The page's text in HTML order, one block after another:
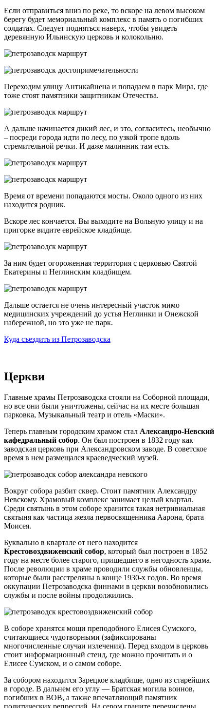
Если отправиться вниз по реке, то вскоре на левом высоком
берегу будет мемориальный комплекс в память о погибших
солдатах. Следует подняться наверх, чтобы увидеть
деревянную Ильинскую церковь и колокольню.
Переходим улицу Антикайнена и попадаем в парк Мира, где
тоже стоят памятники защитникам Отечества.
А дальше начинается дикий лес, и это, согласитесь, необычно
– посреди города идти по лесу, по узкой тропе вдоль
стремительной речки. И даже малинник там есть.
Время от времени попадаются мосты. Около одного из них
находится родник.
Вскоре лес кончается. Вы выходите на Вольную улицу и на
пригорке видите еврейское кладбище.
За ним будет огороженная территория с церковью Святой
Екатерины и Неглинским кладбищем.
Дальше остается не очень интересный участок мимо
медицинских учреждений до устья Неглинки и Онежской
набережной, но это уже не парк.
Куда съездить из Петрозаводска
Церкви
Главные храмы Петрозаводска стояли на Соборной площади,
но все они были уничтожены, сейчас на их месте большая
парковка, Музыкальный театр и отель «Маски».
Теперь главным городским храмом стал Александро-Невский
кафедральный собор. Он был построен в 1832 году как
заводская церковь при Александровском заводе. В советское
время в нем размещался краеведческий музей.
Вокруг собора разбит сквер. Стоит памятник Александру
Невскому. Храмовый комплекс занимает целый квартал.
Среди святынь в этом соборе хранится такая нетривиальная
святыня как частица жезла первосвященника Аарона, брата
Моисея.
Буквально в квартале от него находится
Крестовоздвиженский собор, который был построен в 1852
году на месте более старого, пришедшего в негодность храма.
После революции в храме проводили службы обновленцы,
которые были расстреляны в конце 1930-х годов. Во время
оккупации Петрозаводска финнами в церкви возобновились
службы и после войны продолжились.
В соборе хранятся мощи преподобного Елисея Сумского,
считающиеся чудотворными (зафиксированы
многочисленные случаи излечения). Перед входом в церковь
стоит информационный стенд, где можно прочитать и о
Елисее Сумском, и о самом соборе.
За собором находится Зарецкое кладбище, одно из старейших
в городе. В дальнем его углу — Братская могила воинов,
погибших в ВОВ, а также впечатляющий памятник
политических репрессий. На сером граните перечислены